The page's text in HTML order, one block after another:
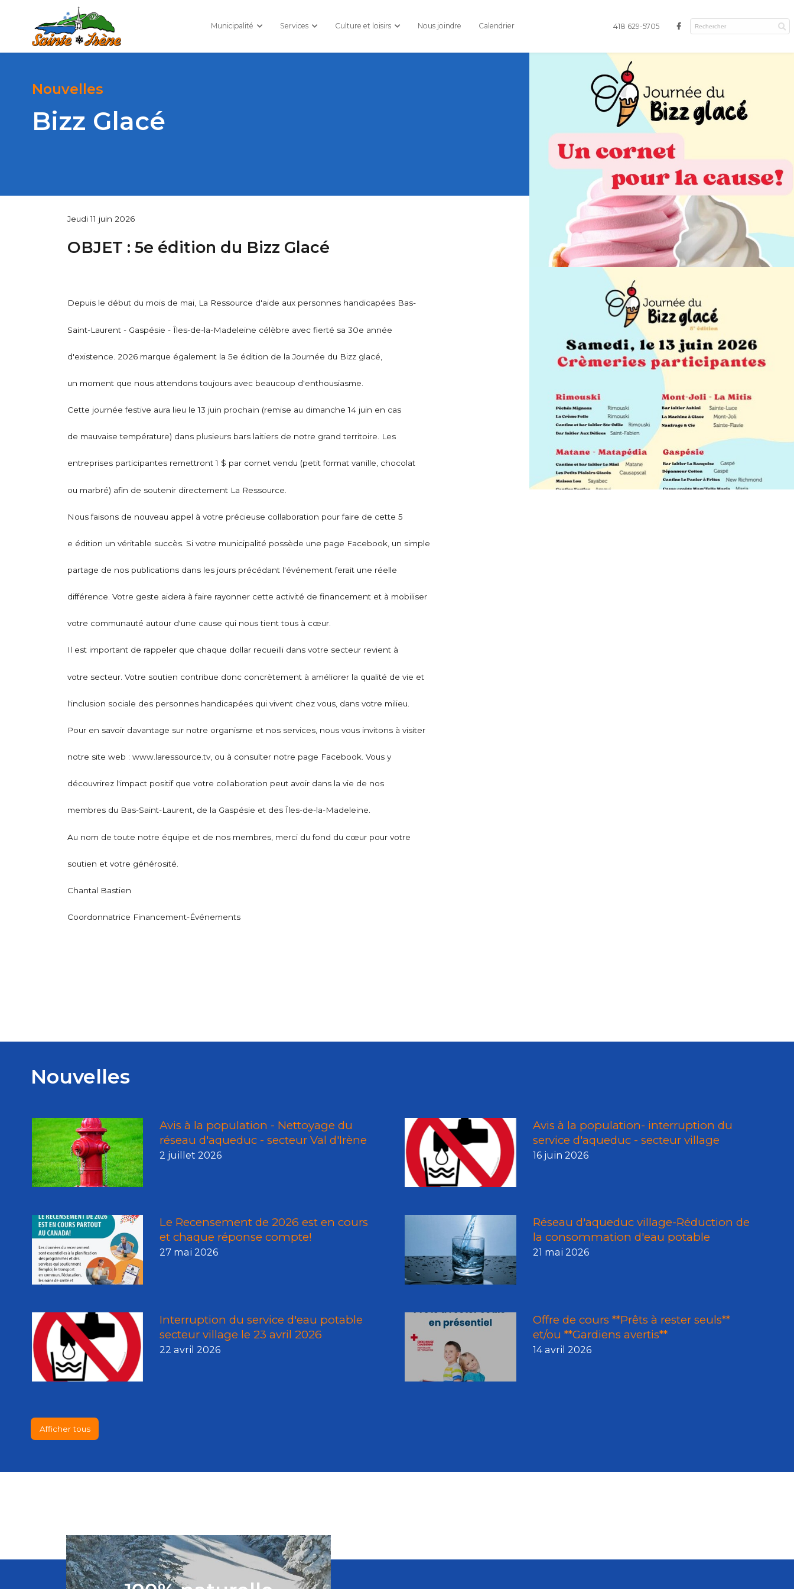
Municipalité Services Culture et loisirs Nous joindre Calendrier 418 629-5705
Nouvelles
Bizz Glacé
Jeudi 11 juin 2026
OBJET : 5e édition du Bizz Glacé
Depuis le début du mois de mai, La Ressource d'aide aux personnes handicapées Bas-
Saint-Laurent - Gaspésie - Îles-de-la-Madeleine célèbre avec fierté sa 30e année
d'existence. 2026 marque également la 5e édition de la Journée du Bizz glacé,
un moment que nous attendons toujours avec beaucoup d'enthousiasme.
Cette journée festive aura lieu le 13 juin prochain (remise au dimanche 14 juin en cas
de mauvaise température) dans plusieurs bars laitiers de notre grand territoire. Les
entreprises participantes remettront 1 $ par cornet vendu (petit format vanille, chocolat
ou marbré) afin de soutenir directement La Ressource.
Nous faisons de nouveau appel à votre précieuse collaboration pour faire de cette 5
e édition un véritable succès. Si votre municipalité possède une page Facebook, un simple
partage de nos publications dans les jours précédant l'événement ferait une réelle
différence. Votre geste aidera à faire rayonner cette activité de financement et à mobiliser
votre communauté autour d'une cause qui nous tient tous à cœur.
Il est important de rappeler que chaque dollar recueilli dans votre secteur revient à
votre secteur. Votre soutien contribue donc concrètement à améliorer la qualité de vie et
l'inclusion sociale des personnes handicapées qui vivent chez vous, dans votre milieu.
Pour en savoir davantage sur notre organisme et nos services, nous vous invitons à visiter
notre site web : www.laressource.tv, ou à consulter notre page Facebook. Vous y
découvrirez l'impact positif que votre collaboration peut avoir dans la vie de nos
membres du Bas-Saint-Laurent, de la Gaspésie et des Îles-de-la-Madeleine.
Au nom de toute notre équipe et de nos membres, merci du fond du cœur pour votre
soutien et votre générosité.
Chantal Bastien
Coordonnatrice Financement-Événements
Nouvelles
Avis à la population - Nettoyage du
réseau d'aqueduc - secteur Val d'Irène
2 juillet 2026
Avis à la population- interruption du
service d'aqueduc - secteur village
16 juin 2026
Le Recensement de 2026 est en cours
et chaque réponse compte!
27 mai 2026
Réseau d'aqueduc village-Réduction de
la consommation d'eau potable
21 mai 2026
Interruption du service d'eau potable
secteur village le 23 avril 2026
22 avril 2026
Offre de cours **Prêts à rester seuls**
et/ou **Gardiens avertis**
14 avril 2026
Afficher tous